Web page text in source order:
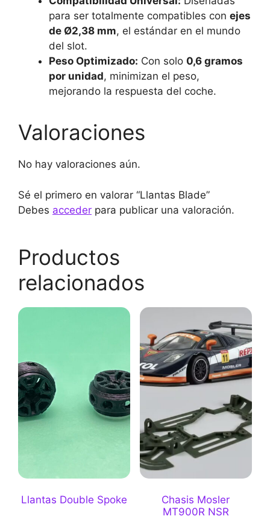
para ser totalmente compatibles con ejes
de Ø2,38 mm, el estándar en el mundo
del slot.
Peso Optimizado: Con solo 0,6 gramos
por unidad, minimizan el peso,
mejorando la respuesta del coche.
Valoraciones
No hay valoraciones aún.
Sé el primero en valorar “Llantas Blade”
Debes acceder para publicar una valoración.
Productos
relacionados
Llantas Double Spoke
Chasis Mosler
MT900R NSR